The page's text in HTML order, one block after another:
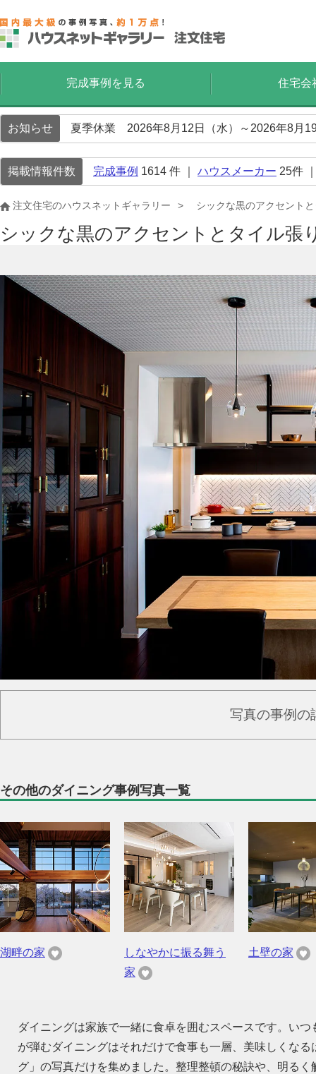
完成事例を見る 住宅会
お知らせ 夏季休業 2026年8月12日（水）～2026年8月
掲載情報件数 完成事例 1614 件 ｜ ハウスメーカー 25件
注文住宅のハウスネットギャラリー シックな黒のアクセント
シックな黒のアクセントとタイル
写真の事例の
その他のダイニング事例写真一覧
湖畔の家
しなやかに振る舞う
家
土壁の家
ダイニングは家族で一緒に食卓を囲むスペースです。い
が弾むダイニングはそれだけで食事も一層、美味しくな
グ」の写真だけを集めました。整理整頓の秘訣や、明る